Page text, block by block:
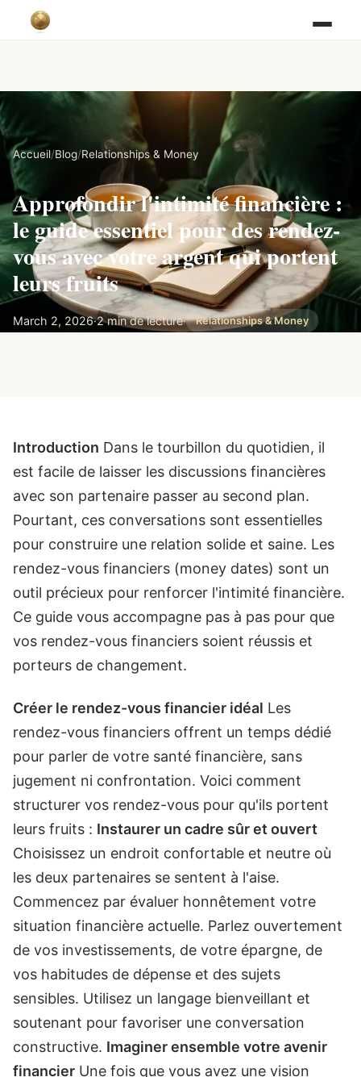
Accueil/Blog/Relationships & Money
Approfondir l'intimité financière :
le guide essentiel pour des rendez-
vous avec votre argent qui portent
leurs fruits
March 2, 2026·2 min de lecture· Relationships & Money
Introduction Dans le tourbillon du quotidien, il
est facile de laisser les discussions financières
avec son partenaire passer au second plan.
Pourtant, ces conversations sont essentielles
pour construire une relation solide et saine. Les
rendez-vous financiers (money dates) sont un
outil précieux pour renforcer l'intimité financière.
Ce guide vous accompagne pas à pas pour que
vos rendez-vous financiers soient réussis et
porteurs de changement.
Créer le rendez-vous financier idéal Les
rendez-vous financiers offrent un temps dédié
pour parler de votre santé financière, sans
jugement ni confrontation. Voici comment
structurer vos rendez-vous pour qu'ils portent
leurs fruits : Instaurer un cadre sûr et ouvert
Choisissez un endroit confortable et neutre où
les deux partenaires se sentent à l'aise.
Commencez par évaluer honnêtement votre
situation financière actuelle. Parlez ouvertement
de vos investissements, de votre épargne, de
vos habitudes de dépense et des sujets
sensibles. Utilisez un langage bienveillant et
soutenant pour favoriser une conversation
constructive. Imaginer ensemble votre avenir
financier Une fois que vous avez une vision